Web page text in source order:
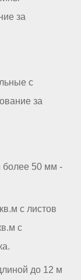
за
с
за
более 50 мм -
с листов
с
до 12 м